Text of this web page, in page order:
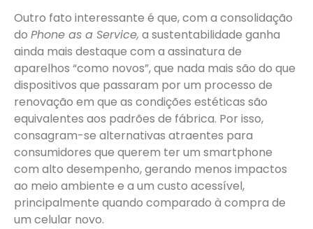
Outro fato interessante é que, com a consolidação
do Phone as a Service, a sustentabilidade ganha
ainda mais destaque com a assinatura de
aparelhos “como novos”, que nada mais são do que
dispositivos que passaram por um processo de
renovação em que as condições estéticas são
equivalentes aos padrões de fábrica. Por isso,
consagram-se alternativas atraentes para
consumidores que querem ter um smartphone
com alto desempenho, gerando menos impactos
ao meio ambiente e a um custo acessível,
principalmente quando comparado à compra de
um celular novo.